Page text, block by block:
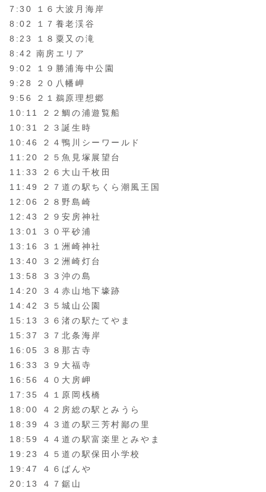
7:30 １６大波月海岸
8:02 １７養老渓谷
8:23 １８粟又の滝
8:42 南房エリア
9:02 １９勝浦海中公園
9:28 ２０八幡岬
9:56 ２１鵜原理想郷
10:11 ２２鯛の浦遊覧船
10:31 ２３誕生時
10:46 ２４鴨川シーワールド
11:20 ２５魚見塚展望台
11:33 ２６大山千枚田
11:49 ２７道の駅ちくら潮風王国
12:06 ２８野島崎
12:43 ２９安房神社
13:01 ３０平砂浦
13:16 ３１洲崎神社
13:40 ３２洲崎灯台
13:58 ３３沖の島
14:20 ３４赤山地下壕跡
14:42 ３５城山公園
15:13 ３６渚の駅たてやま
15:37 ３７北条海岸
16:05 ３８那古寺
16:33 ３９大福寺
16:56 ４０大房岬
17:35 ４１原岡桟橋
18:00 ４２房総の駅とみうら
18:39 ４３道の駅三芳村鄙の里
18:59 ４４道の駅富楽里とみやま
19:23 ４５道の駅保田小学校
19:47 ４６ばんや
20:13 ４７鋸山